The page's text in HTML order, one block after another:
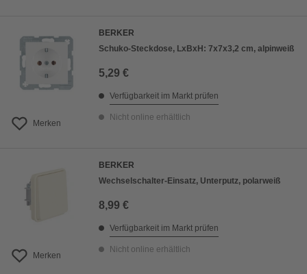
Merken
BERKER
Schuko-Steckdose, LxBxH: 7x7x3,2 cm, alpinweiß
5,29 €
Verfügbarkeit im Markt prüfen
Nicht online erhältlich
Merken
BERKER
Wechselschalter-Einsatz, Unterputz, polarweiß
8,99 €
Verfügbarkeit im Markt prüfen
Nicht online erhältlich